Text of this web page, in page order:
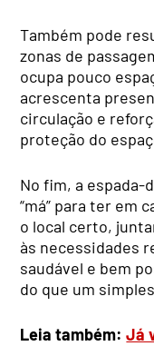
Também pode
zonas de
ocupa pouco
acrescenta
circulação e
proteção do
No fim, a espada-
“má” para ter em
o local certo,
às necessidades
saudável e bem
do que um
Leia também:Já